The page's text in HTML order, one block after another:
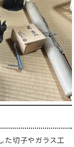
た切子やガラス工